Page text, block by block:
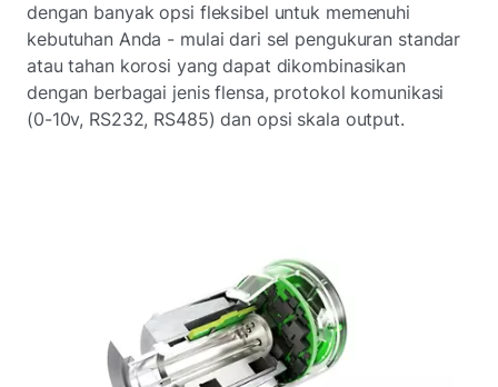
dengan banyak opsi fleksibel untuk memenuhi
kebutuhan Anda - mulai dari sel pengukuran standar
atau tahan korosi yang dapat dikombinasikan
dengan berbagai jenis flensa, protokol komunikasi
(0-10v, RS232, RS485) dan opsi skala output.